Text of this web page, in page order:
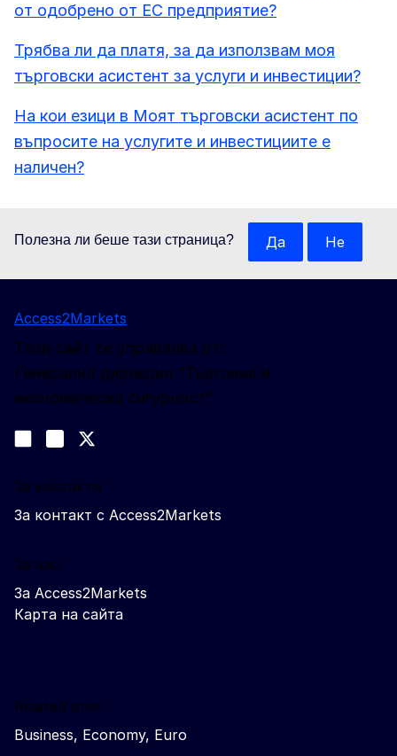
от одобрено от ЕС предприятие?
Трябва ли да платя, за да използвам моя
търговски асистент за услуги и инвестиции?
На кои езици в Моят търговски асистент по
въпросите на услугите и инвестициите е
наличен?
Полезна ли беше тази страница? Да Не
Access2Markets
Този сайт се управлява от:
Генерална дирекция "Търговия и
икономическа сигурност"
Join us on LinkedIn
Trade-Off podcast
За контакти
За контакт с Access2Markets
За нас
За Access2Markets
Карта на сайта
Related sites
Business, Economy, Euro